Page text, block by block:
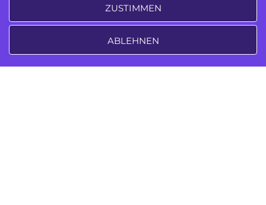
Zuhause
ZUSTIMMEN
ABLEHNEN